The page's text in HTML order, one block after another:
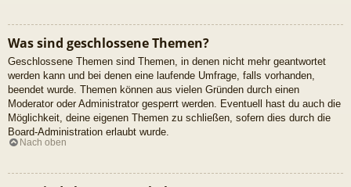
Was sind geschlossene Themen?
Geschlossene Themen sind Themen, in denen nicht mehr geantwortet
werden kann und bei denen eine laufende Umfrage, falls vorhanden,
beendet wurde. Themen können aus vielen Gründen durch einen
Moderator oder Administrator gesperrt werden. Eventuell hast du auch die
Möglichkeit, deine eigenen Themen zu schließen, sofern dies durch die
Board-Administration erlaubt wurde.
Nach oben